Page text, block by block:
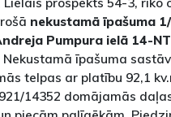
nekustamā īpašuma
Pumpura ielā 14-
īpašuma
telpas ar platību 92,1
14352 domājamās